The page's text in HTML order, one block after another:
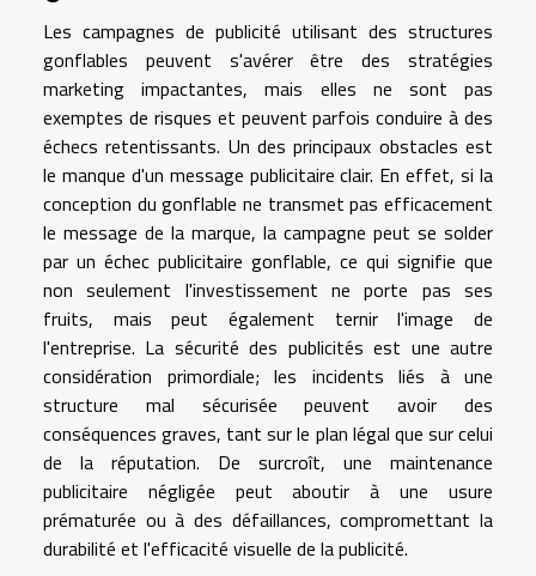
Les campagnes de publicité utilisant des structures
gonflables peuvent s'avérer être des stratégies
marketing impactantes, mais elles ne sont pas
exemptes de risques et peuvent parfois conduire à des
échecs retentissants. Un des principaux obstacles est
le manque d'un message publicitaire clair. En effet, si la
conception du gonflable ne transmet pas efficacement
le message de la marque, la campagne peut se solder
par un échec publicitaire gonflable, ce qui signifie que
non seulement l'investissement ne porte pas ses
fruits, mais peut également ternir l'image de
l'entreprise. La sécurité des publicités est une autre
considération primordiale; les incidents liés à une
structure mal sécurisée peuvent avoir des
conséquences graves, tant sur le plan légal que sur celui
de la réputation. De surcroît, une maintenance
publicitaire négligée peut aboutir à une usure
prématurée ou à des défaillances, compromettant la
durabilité et l'efficacité visuelle de la publicité.